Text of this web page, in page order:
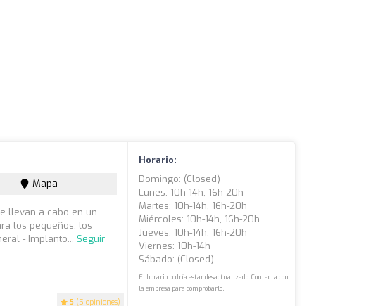
5 (5 opiniones)
Mapa
llevan a cabo en un
los pequeños, los
- Implanto... Seguir
Horario:
Domingo: (closed)
Lunes: 10h-14h, 16h-20h
Martes: 10h-14h, 16h-20h
Miércoles: 10h-14h, 16h-20h
Jueves: 10h-14h, 16h-20h
Viernes: 10h-14h
Sábado: (closed)
El horario podría estar desactualizado. Contacta con
la empresa para comprobarlo.